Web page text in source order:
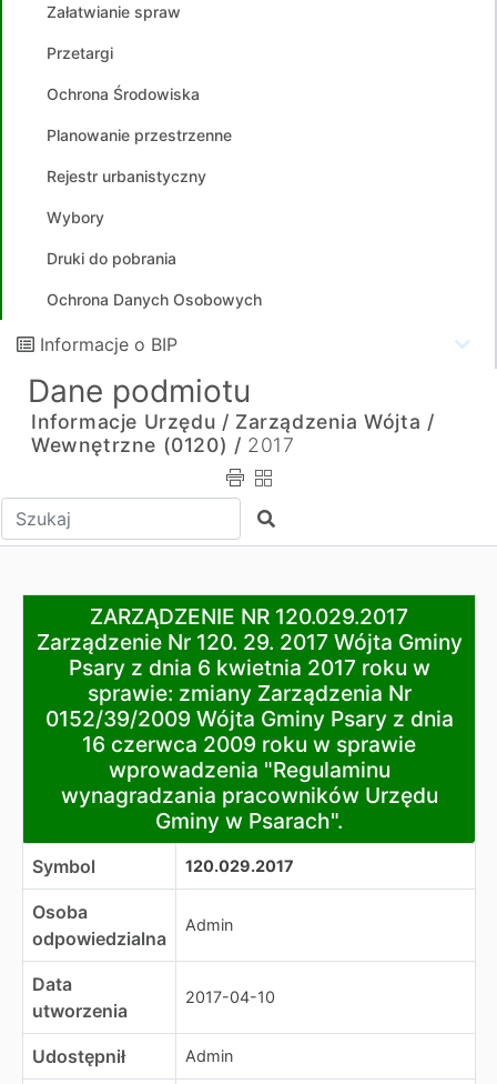
Załatwianie spraw
Przetargi
Ochrona Środowiska
Planowanie przestrzenne
Rejestr urbanistyczny
Wybory
Druki do pobrania
Ochrona Danych Osobowych
Informacje o BIP
Dane podmiotu
Informacje Urzędu / Zarządzenia Wójta /
Wewnętrzne (0120) / 2017
Wpisz tekst do wyszukania Szukaj
ZARZĄDZENIE NR 120.029.2017 Zarządzenie Nr
ZARZĄDZENIE NR 120.029.2017
Zarządzenie Nr 120. 29. 2017 Wójta Gminy
Psary z dnia 6 kwietnia 2017 roku w
sprawie: zmiany Zarządzenia Nr
0152/39/2009 Wójta Gminy Psary z dnia
16 czerwca 2009 roku w sprawie
wprowadzenia "Regulaminu
wynagradzania pracowników Urzędu
Gminy w Psarach".
Symbol 120.029.2017
Osoba
odpowiedzialna
Admin
Data
utworzenia
2017-04-10
Udostępnił Admin